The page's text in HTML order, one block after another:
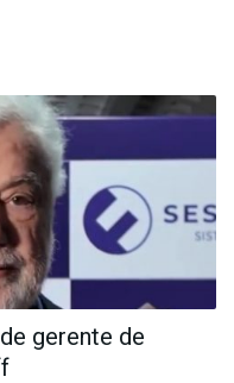
gerente de